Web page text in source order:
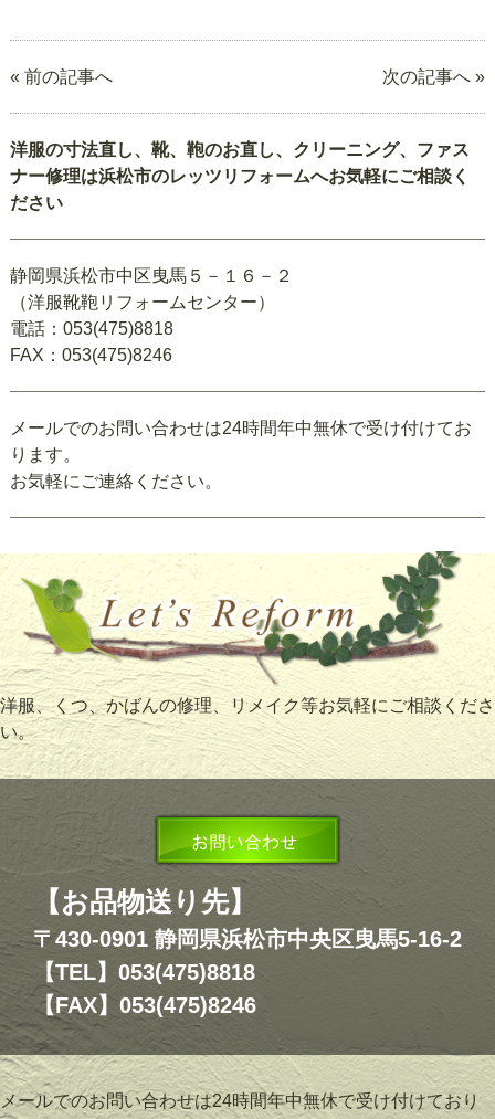
« 前の記事へ 次の記事へ »
洋服の寸法直し、靴、鞄のお直し、クリーニング、ファス
ナー修理は浜松市のレッツリフォームへお気軽にご相談く
ださい
静岡県浜松市中区曳馬５－１６－２
（洋服靴鞄リフォームセンター）
電話：053(475)8818
FAX：053(475)8246
メールでのお問い合わせは24時間年中無休で受け付けてお
ります。
お気軽にご連絡ください。
洋服、くつ、かばんの修理、リメイク等お気軽にご相談くださ
い。
【お品物送り先】
〒430-0901 静岡県浜松市中央区曳馬5-16-2
【TEL】053(475)8818
【FAX】053(475)8246
メールでのお問い合わせは24時間年中無休で受け付けており